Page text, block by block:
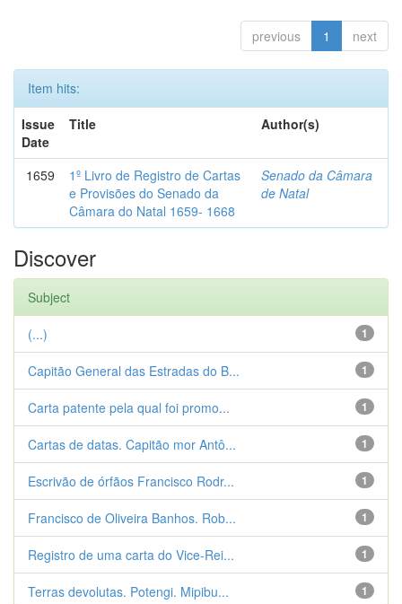
previous 1 next
Item hits:
Issue
Date
Title Author(s)
1659
1º Livro de Registro de Cartas
e Provisões do Senado da
Câmara do Natal 1659- 1668
Senado da Câmara
de Natal
Discover
Subject
1
(...)
1
Capitão General das Estradas do B...
1
Carta patente pela qual foi promo...
1
Cartas de datas. Capitão mor Antô...
1
Escrivão de órfãos Francisco Rodr...
1
Francisco de Oliveira Banhos. Rob...
1
Registro de uma carta do Vice-Rei...
1
Terras devolutas. Potengi. Mipibu...